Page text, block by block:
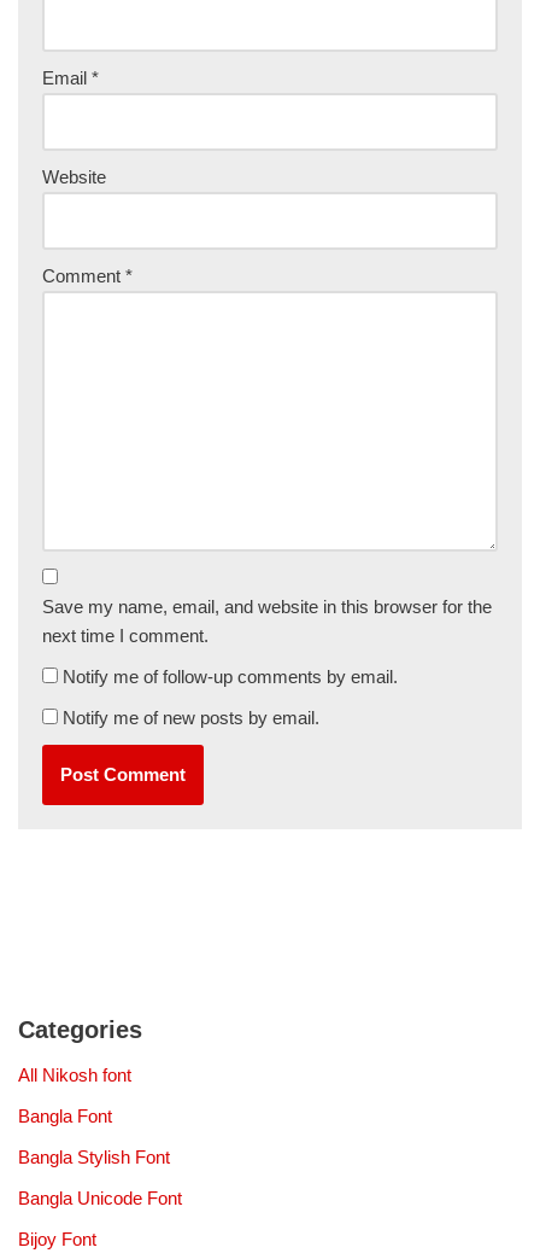
Email *
Website
Comment *
Save my name, email, and website in this browser for the
next time I comment.
Notify me of follow-up comments by email.
Notify me of new posts by email.
Categories
All Nikosh font
Bangla Font
Bangla Stylish Font
Bangla Unicode Font
Bijoy Font